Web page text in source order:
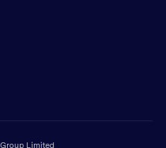
Limited